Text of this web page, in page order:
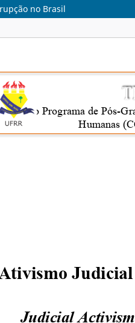
no Brasil